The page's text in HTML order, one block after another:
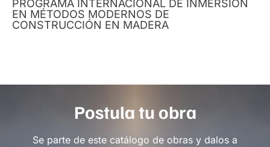
PROGRAMA INTERNACIONAL DE INMERSIÓN
EN MÉTODOS MODERNOS DE
CONSTRUCCIÓN EN MADERA
Postula tu obra
Se parte de este catálogo de obras y dalos a